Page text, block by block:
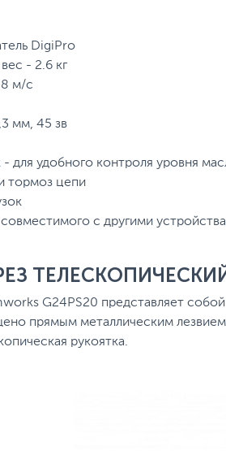
DigiPro
- 2.6 кг
м/с
мм, 45 зв
для удобного контроля уровня
тормоз цепи
с другими
ТЕЛЕСКОПИЧЕСКИЙ
G24PS20 представляет
прямым металлическим
рукоятка.